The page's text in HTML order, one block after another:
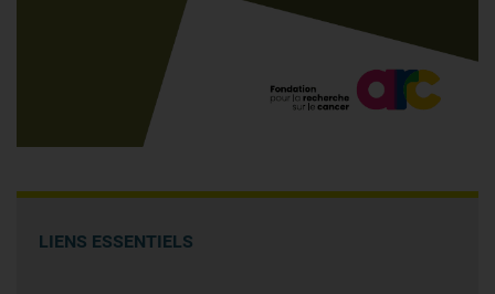
LIENS ESSENTIELS